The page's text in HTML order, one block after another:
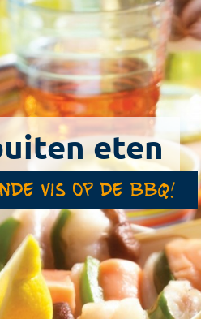
eten
vis op de bbq!